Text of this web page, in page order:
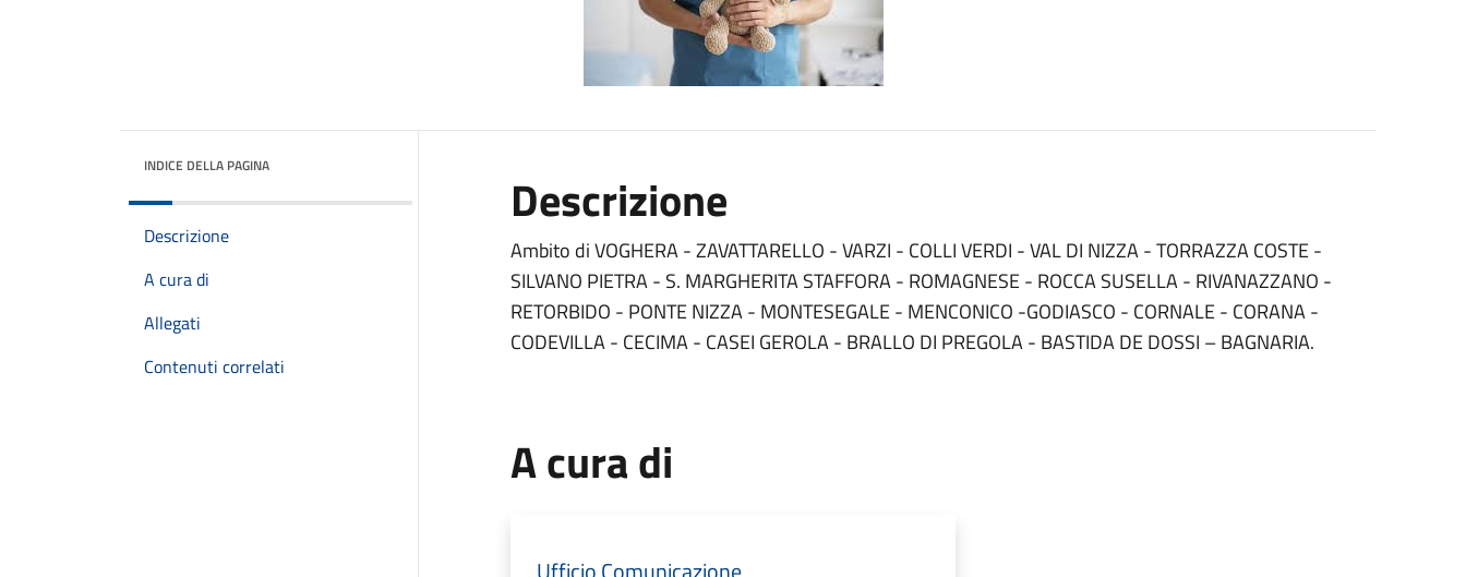
INDICE DELLA PAGINA
Descrizione
A cura di
Allegati
Contenuti correlati
Descrizione
Ambito di VOGHERA - ZAVATTARELLO - VARZI - COLLI VERDI - VAL DI NIZZA - TORRAZZA COSTE -
SILVANO PIETRA - S. MARGHERITA STAFFORA - ROMAGNESE - ROCCA SUSELLA - RIVANAZZANO -
RETORBIDO - PONTE NIZZA - MONTESEGALE - MENCONICO -GODIASCO - CORNALE - CORANA -
CODEVILLA - CECIMA - CASEI GEROLA - BRALLO DI PREGOLA - BASTIDA DE DOSSI – BAGNARIA.
A cura di